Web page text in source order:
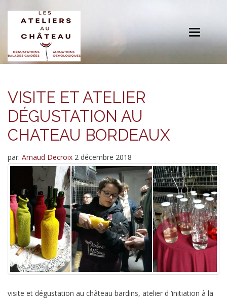
Toggle
VISITE ET ATELIER
DÉGUSTATION AU
CHATEAU BORDEAUX
par: Arnaud Decroix 2 décembre 2018
visite et dégustation au château bardins, atelier d ‘initiation à la